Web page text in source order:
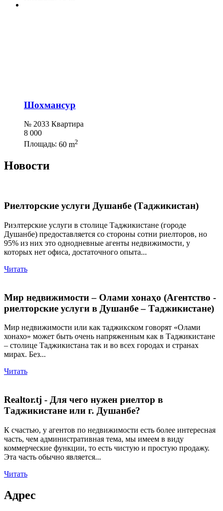
Шохмансур
№ 2033 Квартира
8 000
Площадь: 60 m2
Новости
Риелторские услуги Душанбе (Таджикистан)
Риэлтерские услуги в столице Таджикистане (городе
Душанбе) предоставляется со стороны сотни риелторов, но
95% из них это однодневные агенты недвижимости, у
которых нет офиса, достаточного опыта...
Читать
Мир недвижимости – Олами хонаҳо (Агентство -
риелторские услуги в Душанбе – Таджикистане)
Мир недвижимости или как таджикском говорят «Олами
хонахо» может быть очень напряженным как в Таджикистане
– столице Таджикистана так и во всех городах и странах
мирах. Без...
Читать
Realtor.tj - Для чего нужен риелтор в
Таджикистане или г. Душанбе?
К счастью, у агентов по недвижимости есть более интересная
часть, чем административная тема, мы имеем в виду
коммерческие функции, то есть чистую и простую продажу.
Эта часть обычно является...
Читать
Адрес